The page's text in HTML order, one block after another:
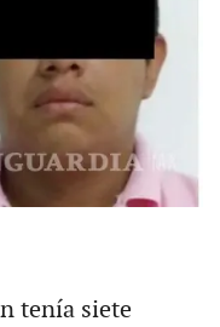
tenía siete